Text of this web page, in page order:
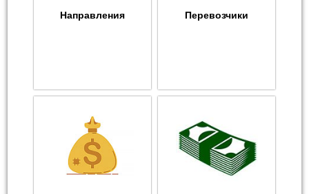
Направления Перевозчики